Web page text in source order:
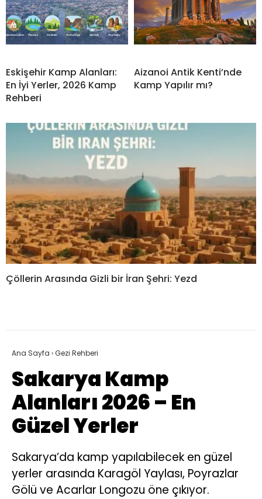
Eskişehir Kamp Alanları:
En İyi Yerler, 2026 Kamp
Rehberi
Aizanoi Antik Kenti’nde
Kamp Yapılır mı?
Çöllerin Arasında Gizli bir İran Şehri: Yezd
Ana Sayfa ›Gezi Rehberi
Sakarya Kamp
Alanları 2026 – En
Güzel Yerler
Sakarya’da kamp yapılabilecek en güzel
yerler arasında Karagöl Yaylası, Poyrazlar
Gölü ve Acarlar Longozu öne çıkıyor.